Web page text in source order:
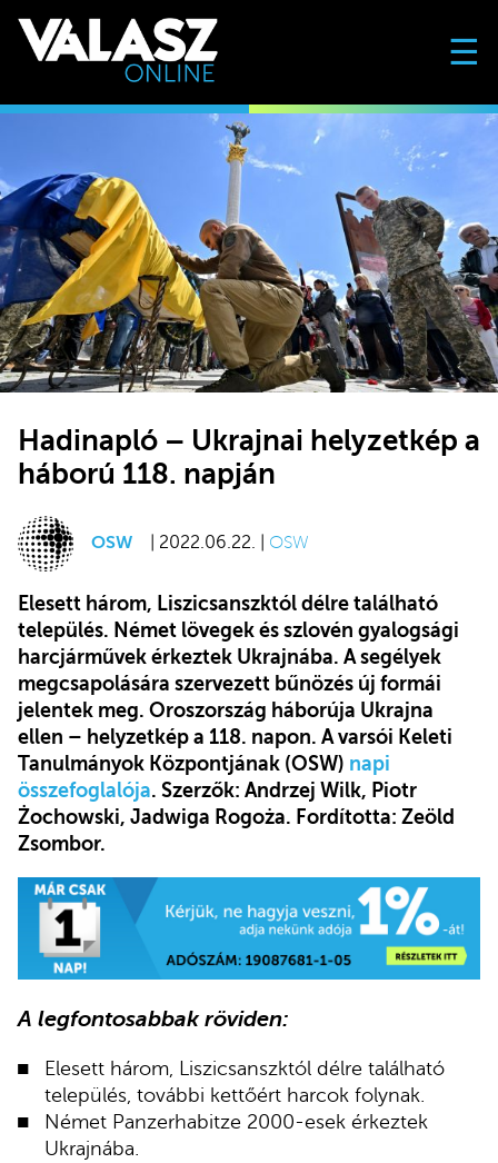
☰
Hadinapló – Ukrajnai helyzetkép a
háború 118. napján
OSW | 2022.06.22. | OSW
Elesett három, Liszicsanszktól délre található
település. Német lövegek és szlovén gyalogsági
harcjárművek érkeztek Ukrajnába. A segélyek
megcsapolására szervezett bűnözés új formái
jelentek meg. Oroszország háborúja Ukrajna
ellen – helyzetkép a 118. napon. A varsói Keleti
Tanulmányok Központjának (OSW) napi
összefoglalója. Szerzők: Andrzej Wilk, Piotr
Żochowski, Jadwiga Rogoża. Fordította: Zeöld
Zsombor.
A legfontosabbak röviden:
Elesett három, Liszicsanszktól délre található
település, további kettőért harcok folynak.
Német Panzerhabitze 2000-esek érkeztek
Ukrajnába.